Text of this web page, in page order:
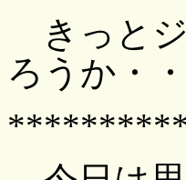
きっとジ
ろうか・